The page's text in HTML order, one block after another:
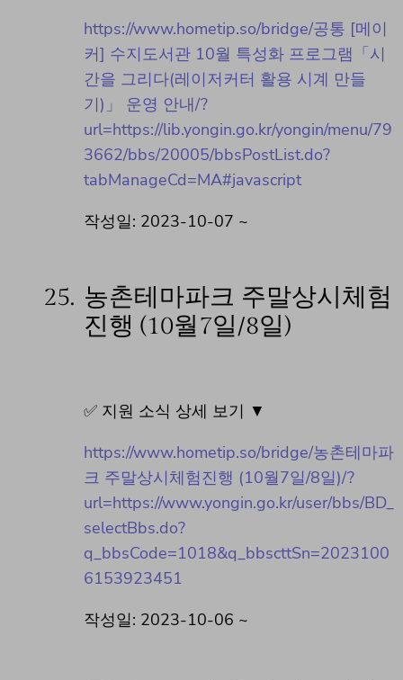
https://www.hometip.so/bridge/공통 [메이
커] 수지도서관 10월 특성화 프로그램「시
간을 그리다(레이저커터 활용 시계 만들
기)」 운영 안내/?
url=https://lib.yongin.go.kr/yongin/menu/79
3662/bbs/20005/bbsPostList.do?
tabManageCd=MA#javascript
작성일: 2023-10-07 ~
25. 농촌테마파크 주말상시체험
진행 (10월7일/8일)
✅ 지원 소식 상세 보기 ▼
https://www.hometip.so/bridge/농촌테마파
크 주말상시체험진행 (10월7일/8일)/?
url=https://www.yongin.go.kr/user/bbs/BD_
selectBbs.do?
q_bbsCode=1018&q_bbscttSn=2023100
6153923451
작성일: 2023-10-06 ~